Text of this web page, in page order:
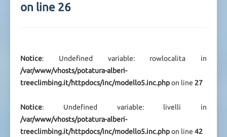
on line 26
Notice: Undefined variable: rowlocalita in
/var/www/vhosts/potatura-alberi-
treeclimbing.it/httpdocs/inc/modello5.inc.phpon line 27
Notice: Undefined variable: livelli in
/var/www/vhosts/potatura-alberi-
treeclimbing.it/httpdocs/inc/modello5.inc.phpon line 42